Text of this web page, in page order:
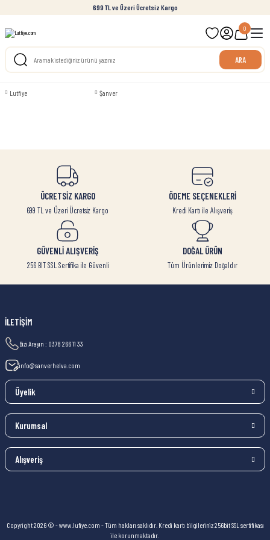
699 TL ve Üzeri Ücretsiz Kargo
ARA
0
Lutfiye Şanver
ÜCRETSİZ KARGO
699 TL ve Üzeri Ücretsiz Kargo
ÖDEME SEÇENEKLERİ
Kredi Kartı ile Alışveriş
GÜVENLİ ALIŞVERİŞ
256 BIT SSL Sertifika ile Güvenli
DOĞAL ÜRÜN
Tüm Ürünlerimiz Doğaldır
İLETİŞİM
Bizi Arayın : 0378 266 11 33
info@sanverhelva.com
Üyelik
Kurumsal
Alışveriş
Copyright 2026 © - www.lufiye.com - Tüm hakları saklıdır. Kredi kartı bilgileriniz 256bit SSL sertifikası
ile korunmaktadır.